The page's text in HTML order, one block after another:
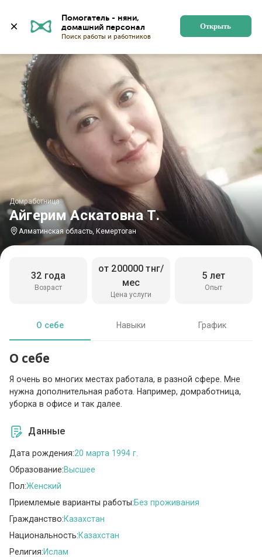
Помогатель - няни,
Поиск работы и работников
Открыть
Айгерим Аскатовна Т.
Домработница
Алматинская область, Кемертоган
Возраст
32 года
Цена услуги
от 200000 тнг/
мес
Опыт
5 лет
О себе Навыки График
О себе
Я очень во многих местах работала, в разной сфере. Мне
нужна дополнительная работа. Например, домработница,
уборка в офисе и так далее.
Данные
Дата рождения:20 марта 1994 г.
Образование:Высшее
Пол:Женский
Приемлемые варианты работы:Без проживания
Гражданство:Казахстан
Национальность:Казахстан
Религия:Ислам